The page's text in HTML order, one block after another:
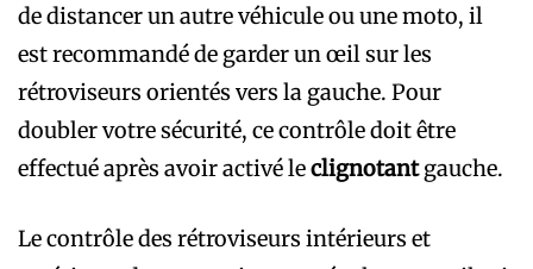
de distancer un autre véhicule ou une moto, il
est recommandé de garder un œil sur les
rétroviseurs orientés vers la gauche. Pour
doubler votre sécurité, ce contrôle doit être
effectué après avoir activé leclignotantgauche.
Le contrôle des rétroviseurs intérieurs et